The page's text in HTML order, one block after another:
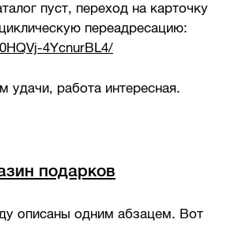
пуст, переход на карточку
переадресацию:
4YcnurBL4/
удачи, работа интересная.
подарков
описаны одним абзацем. Вот